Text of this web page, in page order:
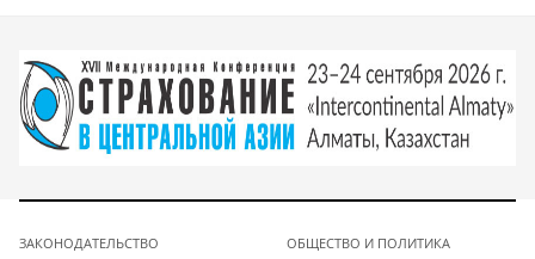
ЗАКОНОДАТЕЛЬСТВО
ОБЩЕСТВО И ПОЛИТИКА